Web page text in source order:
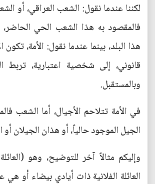
لكننا عندما نقول: الشعب العراقي، أو
فالمقصود به هذا الشعب الحي
هذا البلد، بينما عندما نقول: الأمة،
قانوني، إلى شخصية اعتبارية، تربط
وبالمستقبل.
في الأمة تتلاحم الأجيال، أما الشعب
الجيل الموجود حالياً، أو هذان الجيلان أو
وإليكم مثالاً آخر للتوضيح، وهو
العائلة الفلانية ذات أيادي بيضاء أو هي